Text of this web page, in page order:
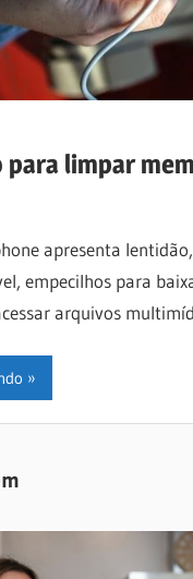
limpar
apresenta
empecilhos para
arquivos